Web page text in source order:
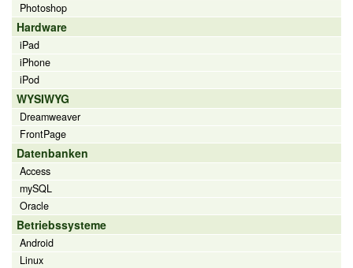
Photoshop
Hardware
iPad
iPhone
iPod
WYSIWYG
Dreamweaver
FrontPage
Datenbanken
Access
mySQL
Oracle
Betriebssysteme
Android
Linux